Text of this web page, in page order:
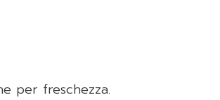
per freschezza.